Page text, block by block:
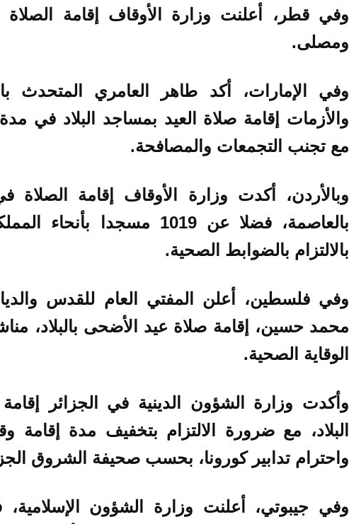
ومصلى.
وفي الإمارات، أكد طاهر العامري المتحدث
مع تجنب التجمعات والمصافحة.
بالعاصمة، فضلا عن 1019 مسجدا
بالالتزام بالضوابط الصحية.
وفي فلسطين، أعلن المفتي العام للقدس
محمد حسين، إقامة صلاة عيد الأضحى بالبلاد،
الوقاية الصحية.
وأكدت وزارة الشؤون الدينية في الجزائر
البلاد، مع ضرورة الالتزام بتخفيف مدة إقامة
واحترام تدابير كورونا، بحسب صحيفة الشروق
وفي جيبوتي، أعلنت وزارة الشؤون الإسلامية،